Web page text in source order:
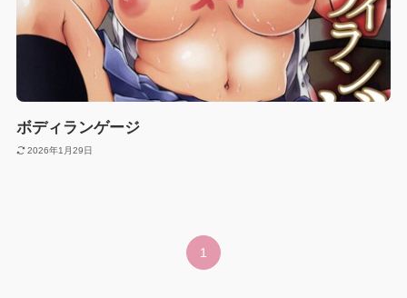
ボディランゲージ
2026年1月29日
1